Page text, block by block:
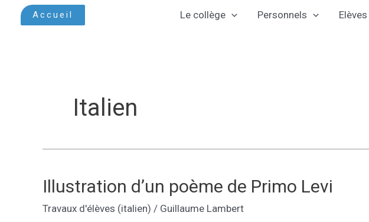
Accueil Le collège Personnels Elèves
Italien
Illustration d’un poème de Primo Levi
Travaux d'élèves (italien) / Guillaume Lambert